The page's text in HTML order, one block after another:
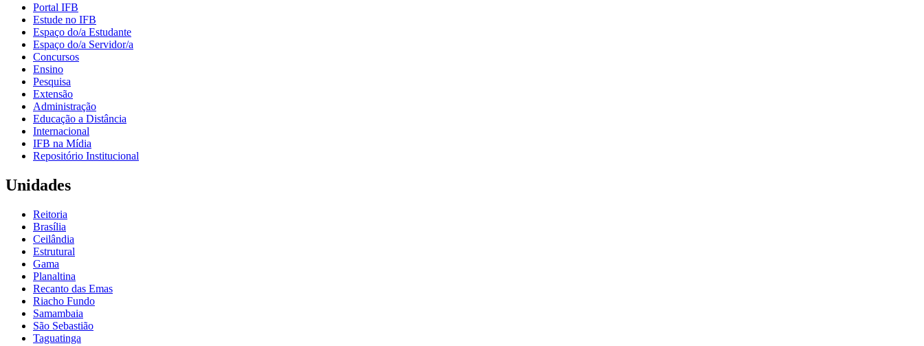
Portal IFB
Estude no IFB
Espaço do/a Estudante
Espaço do/a Servidor/a
Concursos
Ensino
Pesquisa
Extensão
Administração
Educação a Distância
Internacional
IFB na Mídia
Repositório Institucional
Unidades
Reitoria
Brasília
Ceilândia
Estrutural
Gama
Planaltina
Recanto das Emas
Riacho Fundo
Samambaia
São Sebastião
Taguatinga